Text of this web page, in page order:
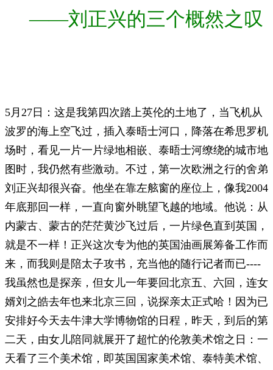
——刘正兴的三个概然之叹
5月27日：这是我第四次踏上英伦的土地了，当飞机从
波罗的海上空飞过，插入泰晤士河口，降落在希思罗机
场时，看见一片一片绿地相嵌、泰晤士河缭绕的城市地
图时，我仍然有些激动。不过，第一次欧洲之行的舍弟
刘正兴却很兴奋。他坐在靠左舷窗的座位上，像我2004
年底那回一样，一直向窗外眺望飞越的地域。他说：从
内蒙古、蒙古的茫茫黄沙飞过后，一片绿色直到英国，
就是不一样！正兴这次专为他的英国油画展筹备工作而
来，而我则是陪太子攻书，充当他的随行记者而已----
我虽然也是探亲，但女儿一年要回北京五、六回，连女
婿刘之皓去年也来北京三回，说探亲太正式哈！因为已
安排好今天去牛津大学博物馆的日程，昨天，到后的第
二天，由女儿陪同就展开了超忙的伦敦美术馆之日：一
天看了三个美术馆，即英国国家美术馆、泰特美术馆、